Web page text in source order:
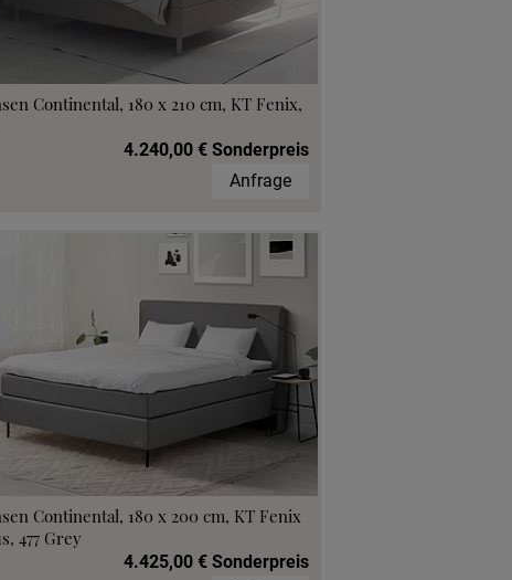
Continental, 180 x 210 cm, KT Fenix,
4.240,00 € Sonderpreis
Anfrage
Continental, 180 x 200 cm, KT Fenix
477 Grey
4.425,00 € Sonderpreis